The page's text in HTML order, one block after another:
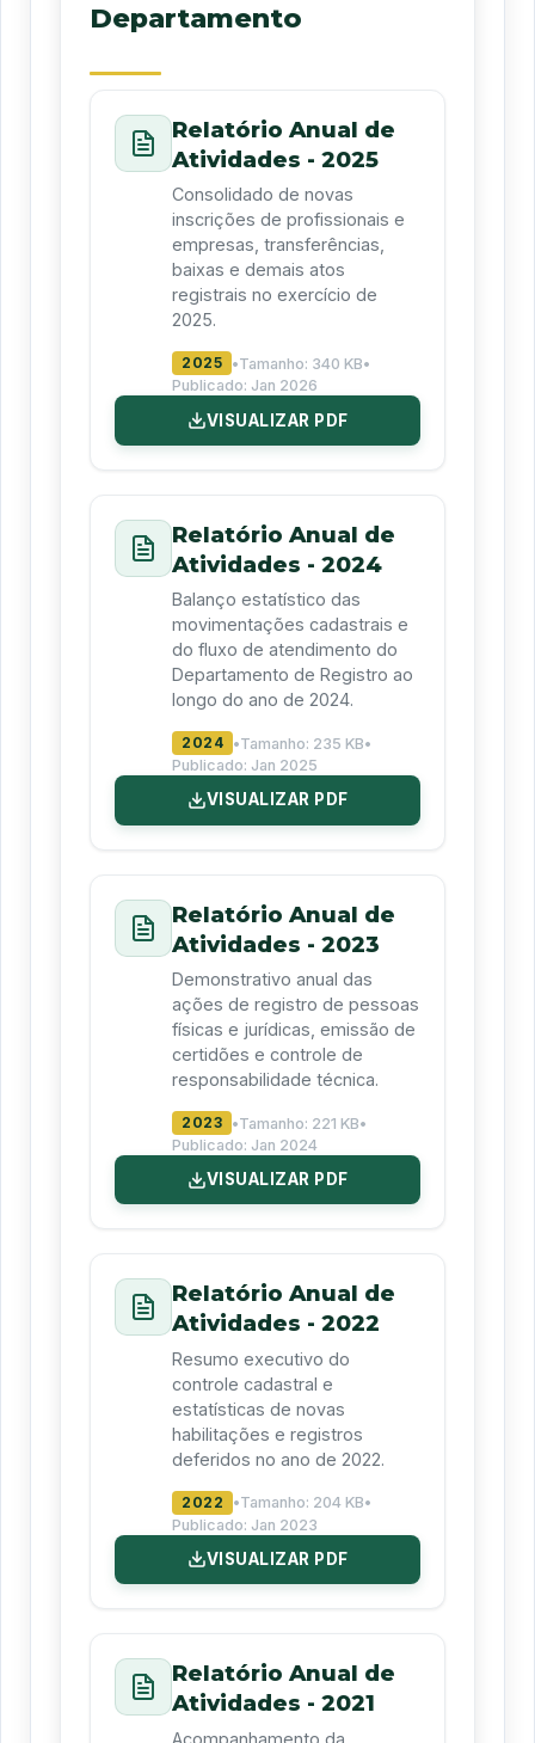
Departamento
Relatório Anual de
Atividades - 2025
Consolidado de novas
inscrições de profissionais e
empresas, transferências,
baixas e demais atos
registrais no exercício de
2025.
2025 •Tamanho: 340 KB•
Publicado: Jan 2026
VISUALIZAR PDF
Relatório Anual de
Atividades - 2024
Balanço estatístico das
movimentações cadastrais e
do fluxo de atendimento do
Departamento de Registro ao
longo do ano de 2024.
2024 •Tamanho: 235 KB•
Publicado: Jan 2025
VISUALIZAR PDF
Relatório Anual de
Atividades - 2023
Demonstrativo anual das
ações de registro de pessoas
físicas e jurídicas, emissão de
certidões e controle de
responsabilidade técnica.
2023 •Tamanho: 221 KB•
Publicado: Jan 2024
VISUALIZAR PDF
Relatório Anual de
Atividades - 2022
Resumo executivo do
controle cadastral e
estatísticas de novas
habilitações e registros
deferidos no ano de 2022.
2022 •Tamanho: 204 KB•
Publicado: Jan 2023
VISUALIZAR PDF
Relatório Anual de
Atividades - 2021
Acompanhamento da